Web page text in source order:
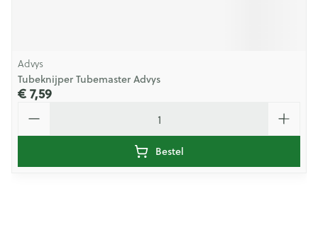
Advys
Tubeknijper Tubemaster Advys
€ 7,59
Bestel